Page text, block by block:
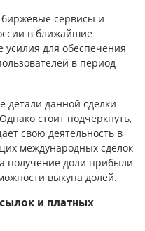
сервисы и
в ближайшие
усилия для обеспечения
в период
детали данной сделки
стоит подчеркнуть,
свою деятельность в
международных сделок
получение доли прибыли
выкупа долей.
и платных